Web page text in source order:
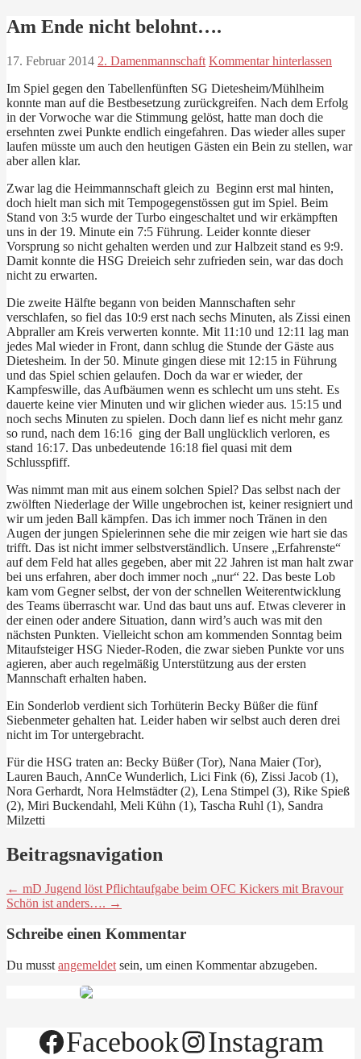
Am Ende nicht belohnt….
17. Februar 2014 2. Damenmannschaft Kommentar hinterlassen
Im Spiel gegen den Tabellenfünften SG Dietesheim/Mühlheim
konnte man auf die Bestbesetzung zurückgreifen. Nach dem Erfolg
in der Vorwoche war die Stimmung gelöst, hatte man doch die
ersehnten zwei Punkte endlich eingefahren. Das wieder alles super
laufen müsste um auch den heutigen Gästen ein Bein zu stellen, war
aber allen klar.
Zwar lag die Heimmannschaft gleich zu Beginn erst mal hinten,
doch hielt man sich mit Tempogegenstössen gut im Spiel. Beim
Stand von 3:5 wurde der Turbo eingeschaltet und wir erkämpften
uns in der 19. Minute ein 7:5 Führung. Leider konnte dieser
Vorsprung so nicht gehalten werden und zur Halbzeit stand es 9:9.
Damit konnte die HSG Dreieich sehr zufrieden sein, war das doch
nicht zu erwarten.
Die zweite Hälfte begann von beiden Mannschaften sehr
verschlafen, so fiel das 10:9 erst nach sechs Minuten, als Zissi einen
Abpraller am Kreis verwerten konnte. Mit 11:10 und 12:11 lag man
jedes Mal wieder in Front, dann schlug die Stunde der Gäste aus
Dietesheim. In der 50. Minute gingen diese mit 12:15 in Führung
und das Spiel schien gelaufen. Doch da war er wieder, der
Kampfeswille, das Aufbäumen wenn es schlecht um uns steht. Es
dauerte keine vier Minuten und wir glichen wieder aus. 15:15 und
noch sechs Minuten zu spielen. Doch dann lief es nicht mehr ganz
so rund, nach dem 16:16 ging der Ball unglücklich verloren, es
stand 16:17. Das unbedeutende 16:18 fiel quasi mit dem
Schlusspfiff.
Was nimmt man mit aus einem solchen Spiel? Das selbst nach der
zwölften Niederlage der Wille ungebrochen ist, keiner resigniert und
wir um jeden Ball kämpfen. Das ich immer noch Tränen in den
Augen der jungen Spielerinnen sehe die mir zeigen wie hart sie das
trifft. Das ist nicht immer selbstverständlich. Unsere „Erfahrenste“
auf dem Feld hat alles gegeben, aber mit 22 Jahren ist man halt zwar
bei uns erfahren, aber doch immer noch „nur“ 22. Das beste Lob
kam vom Gegner selbst, der von der schnellen Weiterentwicklung
des Teams überrascht war. Und das baut uns auf. Etwas cleverer in
der einen oder andere Situation, dann wird’s auch was mit den
nächsten Punkten. Vielleicht schon am kommenden Sonntag beim
Mitaufsteiger HSG Nieder-Roden, die zwar sieben Punkte vor uns
agieren, aber auch regelmäßig Unterstützung aus der ersten
Mannschaft erhalten haben.
Ein Sonderlob verdient sich Torhüterin Becky Büßer die fünf
Siebenmeter gehalten hat. Leider haben wir selbst auch deren drei
nicht im Tor untergebracht.
Für die HSG traten an: Becky Büßer (Tor), Nana Maier (Tor),
Lauren Bauch, AnnCe Wunderlich, Lici Fink (6), Zissi Jacob (1),
Nora Gerhardt, Nora Helmstädter (2), Lena Stimpel (3), Rike Spieß
(2), Miri Buckendahl, Meli Kühn (1), Tascha Ruhl (1), Sandra
Milzetti
Beitragsnavigation
← mD Jugend löst Pflichtaufgabe beim OFC Kickers mit Bravour
Schön ist anders…. →
Schreibe einen Kommentar
Du musst angemeldet sein, um einen Kommentar abzugeben.
Facebook
Instagram